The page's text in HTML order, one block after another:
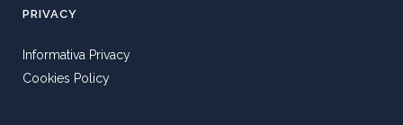
PRIVACY
Informativa Privacy
Cookies Policy